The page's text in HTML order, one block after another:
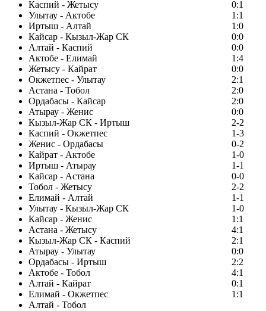
Каспий - Жетысу
0:1
Улытау - Актобе
1:1
Иртыш - Алтай
1:0
Кайсар - Кызыл-Жар СК
0:0
Алтай - Каспий
0:0
Актобе - Елимай
1:4
Жетысу - Кайрат
0:0
Окжетпес - Улытау
2:1
Астана - Тобол
2:0
Ордабасы - Кайсар
2:0
Атырау - Женис
0:0
Кызыл-Жар СК - Иртыш
2-2
Каспий - Окжетпес
1-3
Женис - Ордабасы
0-2
Кайрат - Актобе
1-0
Иртыш - Атырау
1-1
Кайсар - Астана
0-0
Тобол - Жетысу
2-2
Елимай - Алтай
1-1
Улытау - Кызыл-Жар СК
1-0
Кайсар - Женис
1:1
Астана - Жетысу
4:1
Кызыл-Жар СК - Каспий
2:1
Атырау - Улытау
0:0
Ордабасы - Иртыш
2:2
Актобе - Тобол
4:1
Алтай - Кайрат
0:1
Елимай - Окжетпес
1:1
Алтай - Тобол